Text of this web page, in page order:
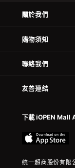
關於我們
購物須知
聯絡我們
友善連結
下載 iOPEN Mall
統一超商股份有限